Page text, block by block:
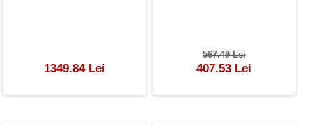
1349.84 Lei
567.49 Lei
407.53 Lei